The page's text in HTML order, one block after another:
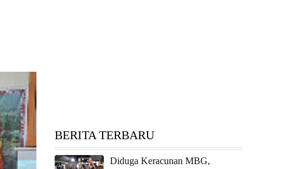
BERITA TERBARU
Diduga Keracunan MBG,